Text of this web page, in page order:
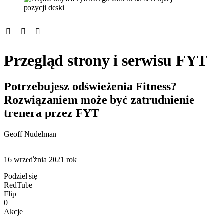
Przegląd strony i serwisu FYT
Potrzebujesz odświeżenia Fitness?
Rozwiązaniem może być zatrudnienie
trenera przez FYT
Geoff Nudelman
16 wrzeďżnia 2021 rok
Podziel się
RedTube
Flip
0
Akcje